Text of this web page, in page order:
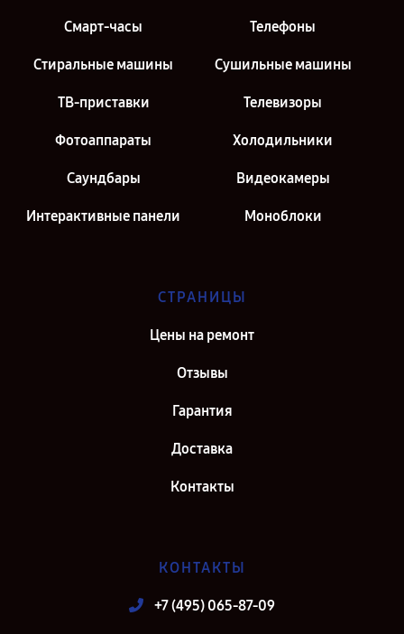
Смарт-часы Телефоны
Стиральные машины Сушильные машины
ТВ-приставки Телевизоры
Фотоаппараты Холодильники
Саундбары Видеокамеры
Интерактивные панели Моноблоки
СТРАНИЦЫ
Цены на ремонт
Отзывы
Гарантия
Доставка
Контакты
КОНТАКТЫ
+7 (495) 065-87-09